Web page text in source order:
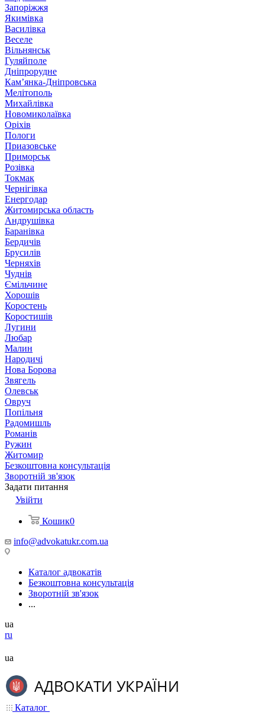
Запоріжжя
Якимівка
Василівка
Веселе
Вільнянськ
Гуляйполе
Дніпрорудне
Кам’янка-Дніпровська
Мелітополь
Михайлівка
Новомиколаївка
Оріхів
Пологи
Приазовське
Приморськ
Розівка
Токмак
Чернігівка
Енергодар
Житомирська область
Андрушівка
Баранівка
Бердичів
Брусилів
Черняхів
Чуднів
Ємільчине
Хорошів
Коростень
Коростишів
Лугини
Любар
Малин
Народичі
Нова Борова
Звягель
Олевськ
Овруч
Попільня
Радомишль
Романів
Ружин
Житомир
Безкоштовна консультація
Зворотній зв'язок
Задати питання
Увійти
Кошик0
info@advokatukr.com.ua
Каталог адвокатів
Безкоштовна консультація
Зворотній зв'язок
...
ua
ru
ua
Каталог